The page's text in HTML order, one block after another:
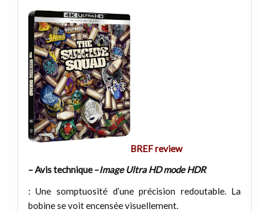
BREF review
– Avis technique –Image Ultra HD mode HDR
: Une somptuosité d’une précision redoutable. La
bobine se voit encensée visuellement.